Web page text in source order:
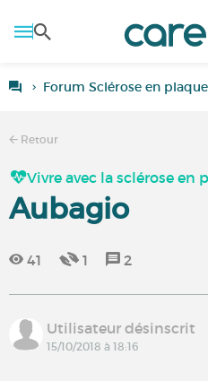
Forum Sclérose en
Retour
Vivre avec la sclérose en
Aubagio
41 1 2
Utilisateur désinscrit
15/10/2018 à 18:16